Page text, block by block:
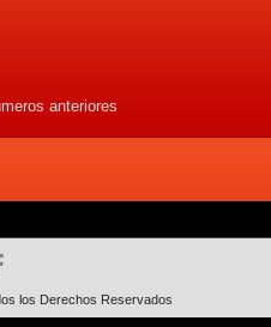
anteriores
los Derechos Reservados